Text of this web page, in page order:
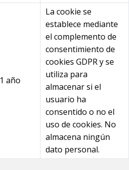
1 año
La cookie se
establece mediante
el complemento de
consentimiento de
cookies GDPR y se
utiliza para
almacenar si el
usuario ha
consentido o no el
uso de cookies. No
almacena ningún
dato personal.